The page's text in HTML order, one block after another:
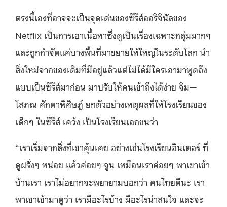
ตรงนี้เองที่อาจจะเป็นจุดเด่นของซีรีส์ออริจินัลของ
Netflix เป็นการเอาเนื้อหาซึ่งดูเป็นเรื่องเฉพาะกลุ่มมากๆ
และถูกกำจัดแค่บางพื้นที่มาขยายให้ใหญ่ในระดับโลก นำ
สิ่งใหม่จากของเดิมที่มีอยู่แล้วแต่ไม่ได้มีใครเอามาพูดถึง
แบบเป็นซีรีส์มาก่อน มาปรับให้คนเข้าถึงได้ง่าย จิม—
โสภณ ศักดาพิศิษฎ์ ยกตัวอย่างเหตุผลที่ให้โรงเรียนของ
เด็กๆ ในซีรีส์ เคว้ง เป็นโรงเรียนเอกชนว่า
“เราเริ่มจากสิ่งที่เขาคุ้นเคย อย่างเช่นโรงเรียนอินเตอร์ ที่
ดูฝรั่งๆ หน่อย แล้วค่อยๆ จูน เหมือนเราค่อยๆ พาเขาเข้า
บ้านเรา เราไม่อยากจะพยายามบอกว่า คนไทยดีนะ เรา
พาเขาเข้ามาดูว่า เรามีอะไรบ้าง มีอะไรน่าสนใจ และจะ